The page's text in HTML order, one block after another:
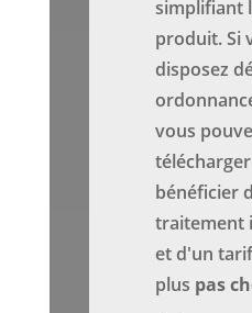
simplifiant
produit. Si
disposez
vous
bénéficier
traitement
et d'un
plus pas